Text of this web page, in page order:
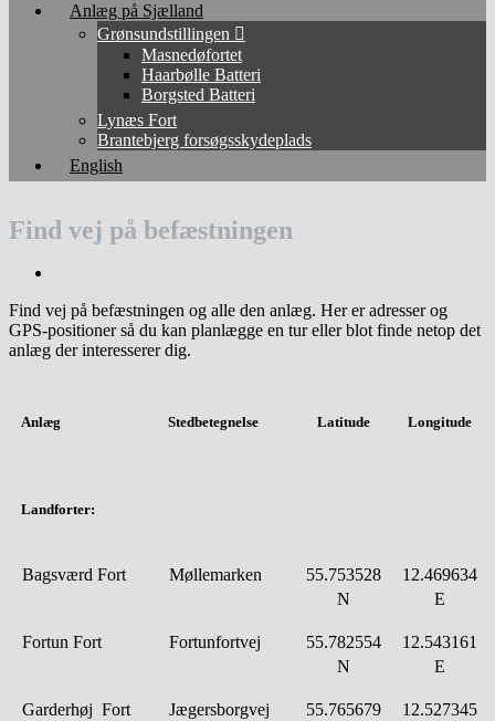
Anlæg på Sjælland
Grønsundstillingen
Masnedøfortet
Haarbølle Batteri
Borgsted Batteri
Lynæs Fort
Brantebjerg forsøgsskydeplads
English
Find vej på befæstningen
Find vej på befæstningen og alle den anlæg. Her er adresser og
GPS-positioner så du kan planlægge en tur eller blot finde netop det
anlæg der interesserer dig.
Anlæg Stedbetegnelse Latitude Longitude
Landforter:
Bagsværd Fort Møllemarken
55.753528
N
12.469634
E
Fortun Fort Fortunfortvej
55.782554
N
12.543161
E
Garderhøj Fort Jægersborgvej 55.765679 12.527345